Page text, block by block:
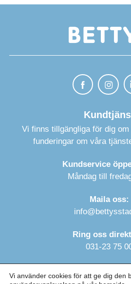
Vi finns tillgängliga för dig
funderingar om våra
Kundservice
Måndag till
Maila oss:
Ring oss
031-23 75
Vi använder cookies för att ge dig den